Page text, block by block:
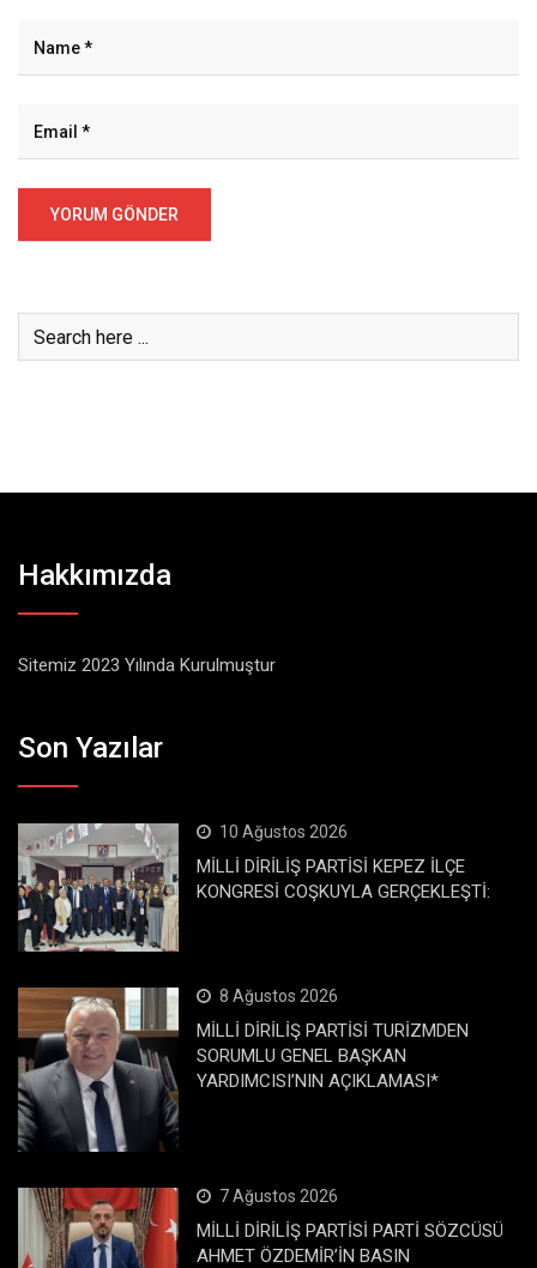
Hakkımızda
Sitemiz 2023 Yılında Kurulmuştur
Son Yazılar
10 Ağustos 2026
MİLLİ DİRİLİŞ PARTİSİ KEPEZ İLÇE
KONGRESİ COŞKUYLA GERÇEKLEŞTİ:
8 Ağustos 2026
MİLLİ DİRİLİŞ PARTİSİ TURİZMDEN
SORUMLU GENEL BAŞKAN
YARDIMCISI’NIN AÇIKLAMASI*
7 Ağustos 2026
MİLLİ DİRİLİŞ PARTİSİ PARTİ SÖZCÜSÜ
AHMET ÖZDEMİR’İN BASIN